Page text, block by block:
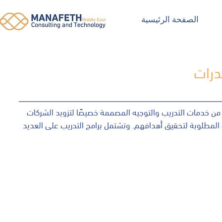
الصفحة الرئيسية
خدمات التدريب والتوجيه المصممة خصيصًا لتزويد الشركات
المطلوبة لتحقيق أهدافهم. وتشتمل برامج التدريب على العديد